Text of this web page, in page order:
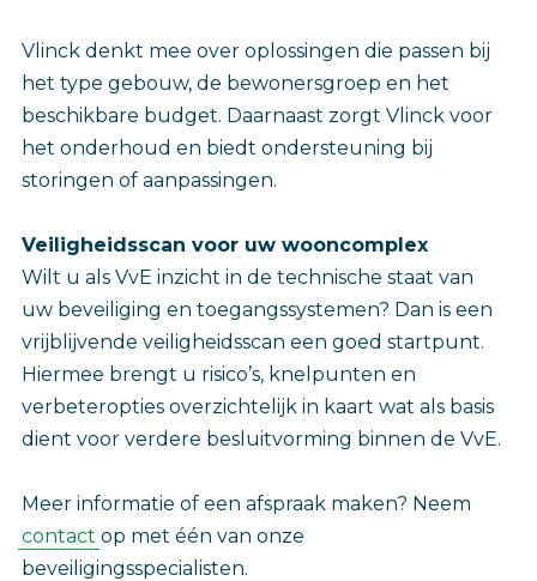
Vlinck denkt mee over oplossingen die passen bij
het type gebouw, de bewonersgroep en het
beschikbare budget. Daarnaast zorgt Vlinck voor
het onderhoud en biedt ondersteuning bij
storingen of aanpassingen.
Veiligheidsscan voor uw wooncomplex
Wilt u als VvE inzicht in de technische staat van
uw beveiliging en toegangssystemen? Dan is een
vrijblijvende veiligheidsscan een goed startpunt.
Hiermee brengt u risico’s, knelpunten en
verbeteropties overzichtelijk in kaart wat als basis
dient voor verdere besluitvorming binnen de VvE.
Meer informatie of een afspraak maken? Neem
contact op met één van onze
beveiligingsspecialisten.